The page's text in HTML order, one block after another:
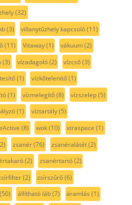
(32)
(3) villanytűzhely kapcsoló(11)
(11) Vitaway(1) vákuum(2)
(3) vízadagoló(2) vízcső(3)
(1) vízkőtelenítő(1)
(1) vízmelegítő(8) vízszelep(5)
(1) víztartály(5)
(8) wok(10) xtraspace (1)
zsanér(76) zsanéralátét(2)
(2) zsanértartó(2)
(2) zsírszűrő(6)
(50) állítható láb(7) áramlás (1)